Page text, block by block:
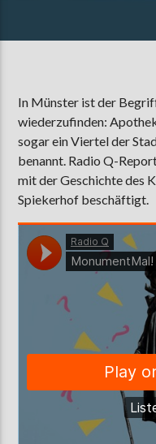
LE LONG DE LA
ZAZ
AKTUELLE SENDUNG
MOEBIUS
12:00 24:00
ZU HÖREN INMünster
In Münster ist der
wiederzufinden:
sogar ein Viertel der
benannt. Radio Q-
mit der Geschichte des
Spiekerhof beschäftigt.